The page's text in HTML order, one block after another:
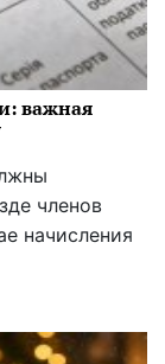
важная
членов
начисления